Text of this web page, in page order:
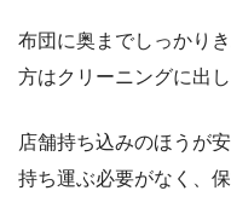
布団に奥までしっかり
方はクリーニングに出し
店舗持ち込みのほうが
持ち運ぶ必要がなく、